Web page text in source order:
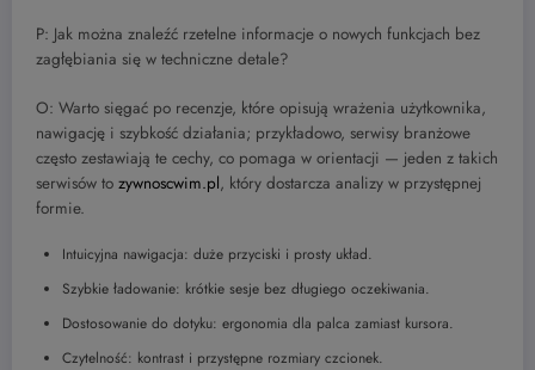
P: Jak można znaleźć rzetelne informacje o nowych funkcjach bez
zagłębiania się w techniczne detale?
O: Warto sięgać po recenzje, które opisują wrażenia użytkownika,
nawigację i szybkość działania; przykładowo, serwisy branżowe
często zestawiają te cechy, co pomaga w orientacji — jeden z takich
serwisów to zywnoscwim.pl, który dostarcza analizy w przystępnej
formie.
Intuicyjna nawigacja: duże przyciski i prosty układ.
Szybkie ładowanie: krótkie sesje bez długiego oczekiwania.
Dostosowanie do dotyku: ergonomia dla palca zamiast kursora.
Czytelność: kontrast i przystępne rozmiary czcionek.